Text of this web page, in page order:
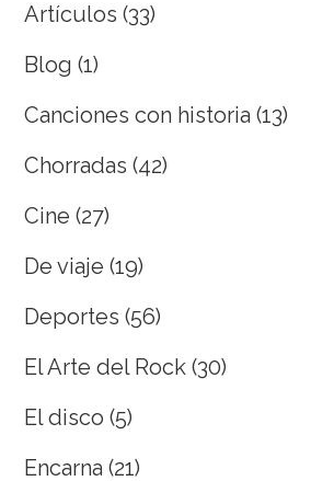
Artículos (33)
Blog (1)
Canciones con historia (13)
Chorradas (42)
Cine (27)
De viaje (19)
Deportes (56)
El Arte del Rock (30)
El disco (5)
Encarna (21)